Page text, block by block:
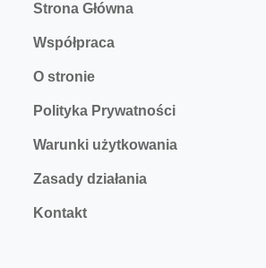
Strona Główna
Współpraca
O stronie
Polityka Prywatności
Warunki użytkowania
Zasady działania
Kontakt